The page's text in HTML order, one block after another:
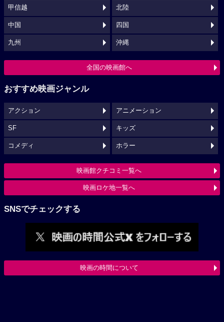
甲信越 北陸
中国 四国
九州 沖縄
全国の映画館へ
おすすめ映画ジャンル
アクション アニメーション
SF キッズ
コメディ ホラー
映画館クチコミ一覧へ
映画ロケ地一覧へ
SNSでチェックする
映画の時間について